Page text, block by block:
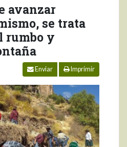
avanzar
se trata
rumbo y
Enviar Imprimir